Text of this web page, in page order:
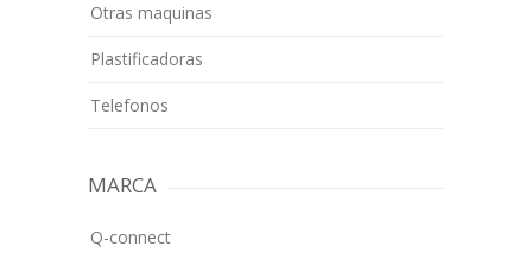
Otras maquinas
Plastificadoras
Telefonos
MARCA
Q-connect